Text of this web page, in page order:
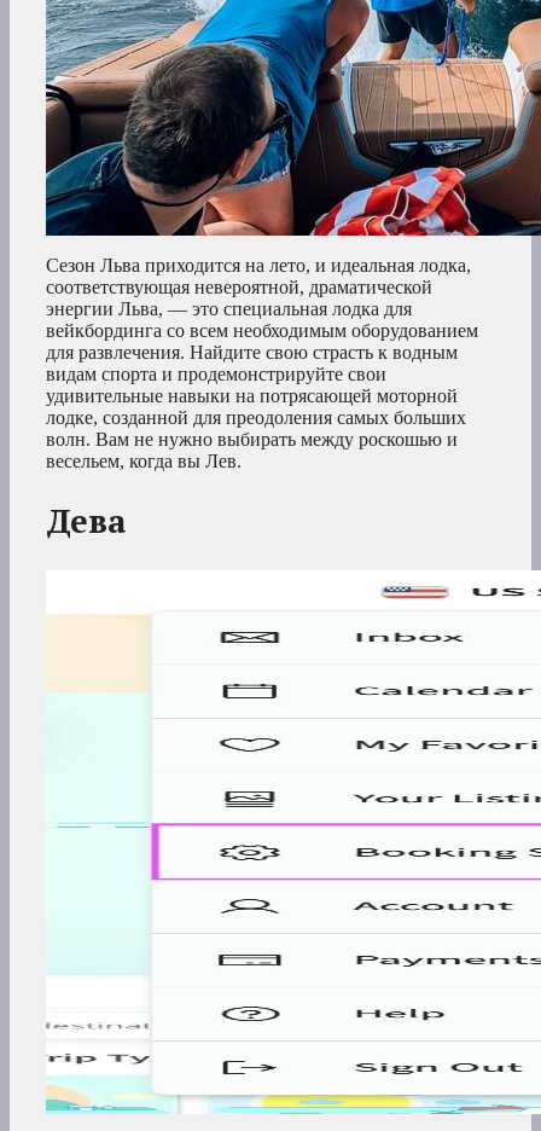
Сезон Льва приходится на лето, и идеальная лодка,
соответствующая невероятной, драматической
энергии Льва, — это специальная лодка для
вейкбординга со всем необходимым оборудованием
для развлечения. Найдите свою страсть к водным
видам спорта и продемонстрируйте свои
удивительные навыки на потрясающей моторной
лодке, созданной для преодоления самых больших
волн. Вам не нужно выбирать между роскошью и
весельем, когда вы Лев.
Дева